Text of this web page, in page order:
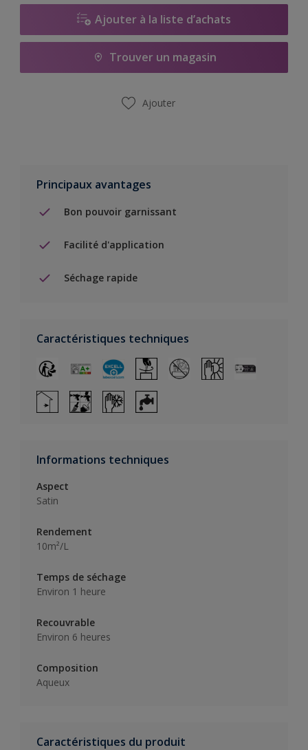
Ajouter à la liste d’achats
Trouver un magasin
Ajouter
Principaux avantages
Bon pouvoir garnissant
Facilité d'application
Séchage rapide
Caractéristiques techniques
Informations techniques
Aspect
Satin
Rendement
10m²/L
Temps de séchage
Environ 1 heure
Recouvrable
Environ 6 heures
Composition
Aqueux
Caractéristiques du produit